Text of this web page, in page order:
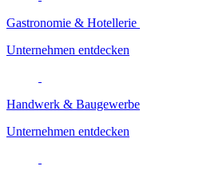
Gastronomie & Hotellerie
Unternehmen entdecken
Handwerk & Baugewerbe
Unternehmen entdecken